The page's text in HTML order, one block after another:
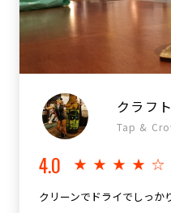
クラフ
Tap &
4.0 ★★★★☆
クリーンでドライでしっか